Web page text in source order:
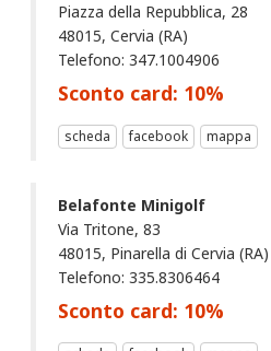
Piazza della Repubblica, 28
48015, Cervia (RA)
Telefono: 347.1004906
Sconto card: 10%
scheda facebook mappa
Belafonte Minigolf
Via Tritone, 83
48015, Pinarella di Cervia (RA)
Telefono: 335.8306464
Sconto card: 10%